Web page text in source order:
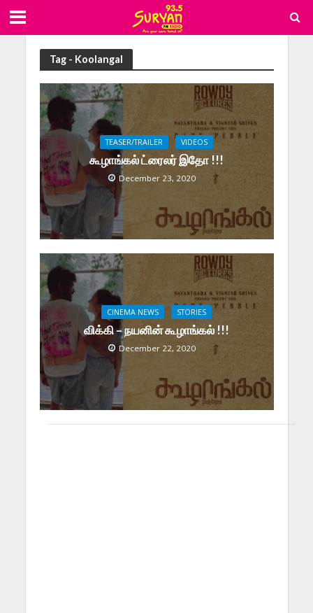
Tag - Koolangal
TEASER/TRAILER VIDEOS
கூழாங்கல் ட்ரைலர் இதோ !!!
December 23, 2020
CINEMA NEWS STORIES
விக்கி – நயனின் கூழாங்கல் !!!
December 22, 2020